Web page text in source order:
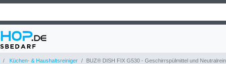
Küchen- & Haushaltsreiniger BUZ® DISH FIX G530 - Geschirrspülmittel und